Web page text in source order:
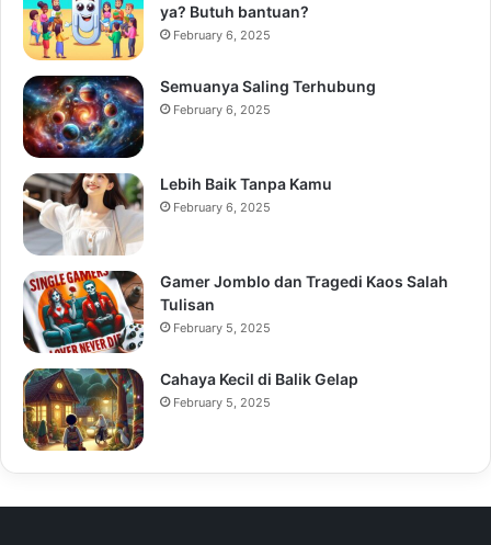
ya? Butuh bantuan?
February 6, 2025
Semuanya Saling Terhubung
February 6, 2025
Lebih Baik Tanpa Kamu
February 6, 2025
Gamer Jomblo dan Tragedi Kaos Salah
Tulisan
February 5, 2025
Cahaya Kecil di Balik Gelap
February 5, 2025